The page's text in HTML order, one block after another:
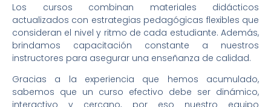
Los cursos combinan materiales didácticos
actualizados con estrategias pedagógicas flexibles que
consideran el nivel y ritmo de cada estudiante. Además,
brindamos capacitación constante a nuestros
instructores para asegurar una enseñanza de calidad.
Gracias a la experiencia que hemos acumulado,
sabemos que un curso efectivo debe ser dinámico,